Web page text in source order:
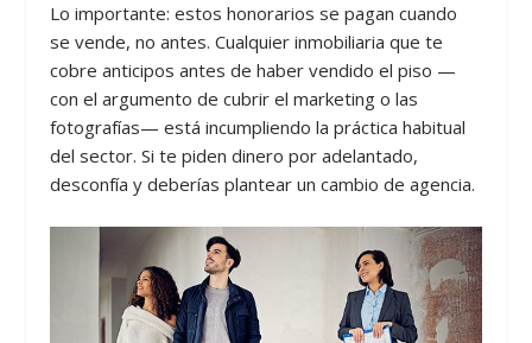
Lo importante: estos honorarios se pagan cuando
se vende, no antes. Cualquier inmobiliaria que te
cobre anticipos antes de haber vendido el piso —
con el argumento de cubrir el marketing o las
fotografías— está incumpliendo la práctica habitual
del sector. Si te piden dinero por adelantado,
desconfía y deberías plantear un cambio de agencia.